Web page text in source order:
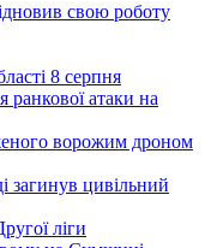
свою роботу
8 серпня
ранкової атаки на
ворожим дроном
загинув цивільний
ліги